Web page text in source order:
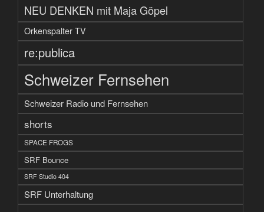
NEU DENKEN mit Maja Göpel
Orkenspalter TV
re:publica
Schweizer Fernsehen
Schweizer Radio und Fernsehen
shorts
SPACE FROGS
SRF Bounce
SRF Studio 404
SRF Unterhaltung